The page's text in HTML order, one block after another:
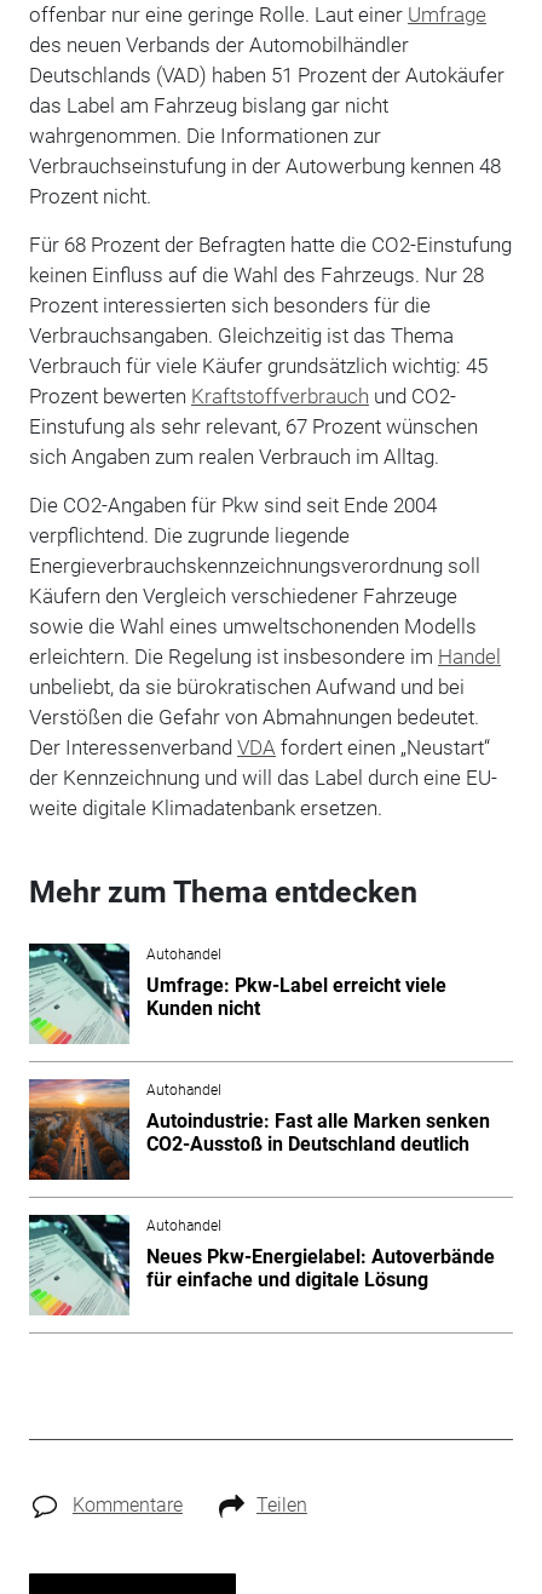
offenbar nur eine geringe Rolle. Laut einer Umfrage
des neuen Verbands der Automobilhändler
Deutschlands (VAD) haben 51 Prozent der Autokäufer
das Label am Fahrzeug bislang gar nicht
wahrgenommen. Die Informationen zur
Verbrauchseinstufung in der Autowerbung kennen 48
Prozent nicht.
Für 68 Prozent der Befragten hatte die CO2-Einstufung
keinen Einfluss auf die Wahl des Fahrzeugs. Nur 28
Prozent interessierten sich besonders für die
Verbrauchsangaben. Gleichzeitig ist das Thema
Verbrauch für viele Käufer grundsätzlich wichtig: 45
Prozent bewerten Kraftstoffverbrauch und CO2-
Einstufung als sehr relevant, 67 Prozent wünschen
sich Angaben zum realen Verbrauch im Alltag.
Die CO2-Angaben für Pkw sind seit Ende 2004
verpflichtend. Die zugrunde liegende
Energieverbrauchskennzeichnungsverordnung soll
Käufern den Vergleich verschiedener Fahrzeuge
sowie die Wahl eines umweltschonenden Modells
erleichtern. Die Regelung ist insbesondere im Handel
unbeliebt, da sie bürokratischen Aufwand und bei
Verstößen die Gefahr von Abmahnungen bedeutet.
Der Interessenverband VDA fordert einen „Neustart“
der Kennzeichnung und will das Label durch eine EU-
weite digitale Klimadatenbank ersetzen.
Mehr zum Thema entdecken
Autohandel
Umfrage: Pkw-Label erreicht viele
Kunden nicht
Autohandel
Autoindustrie: Fast alle Marken senken
CO2-Ausstoß in Deutschland deutlich
Autohandel
Neues Pkw-Energielabel: Autoverbände
für einfache und digitale Lösung
Kommentare Teilen